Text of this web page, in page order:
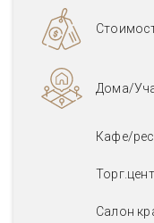
Дома/
Кафе/
Салон